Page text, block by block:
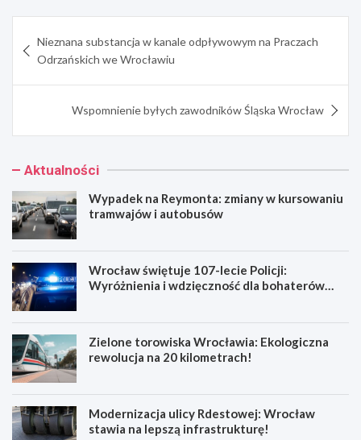
wpisu
Nieznana substancja w kanale odpływowym na Praczach
Odrzańskich we Wrocławiu
Wspomnienie byłych zawodników Śląska Wrocław
Aktualności
Wypadek na Reymonta: zmiany w kursowaniu
tramwajów i autobusów
Wrocław świętuje 107-lecie Policji:
Wyróżnienia i wdzięczność dla bohaterów
Zielone torowiska Wrocławia: Ekologiczna
rewolucja na 20 kilometrach!
Modernizacja ulicy Rdestowej: Wrocław
stawia na lepszą infrastrukturę!